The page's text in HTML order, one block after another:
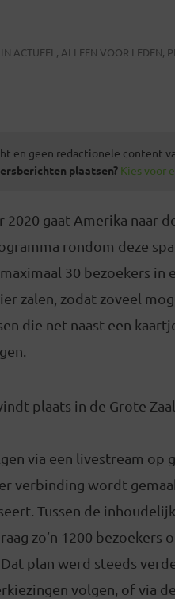
IN ACTUEEL , ALLEEN VOOR LEDEN,
en geen redactionele content
plaatsen? Kies voor
2020 gaat Amerika naar
rondom deze
30 bezoekers in
zalen, zodat zoveel
die net naast een
plaats in de Grote
via een livestream op
verbinding wordt
Tussen de
zo’n 1200 bezoekers
plan werd steeds
volgen, of via